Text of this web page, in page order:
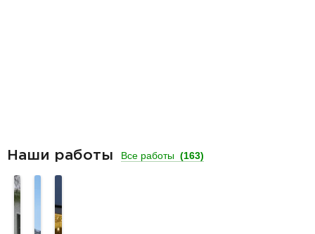
Наши работы Все работы (163)